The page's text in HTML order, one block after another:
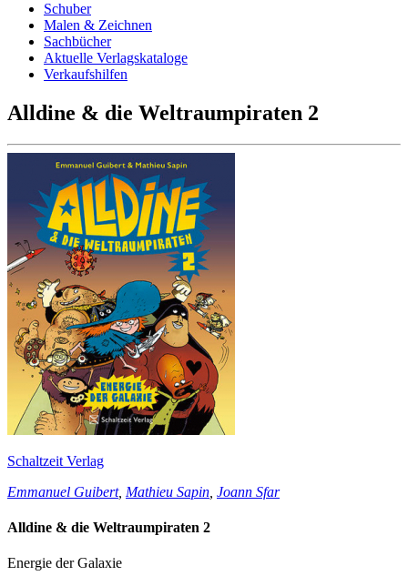
Schuber
Malen & Zeichnen
Sachbücher
Aktuelle Verlagskataloge
Verkaufshilfen
Alldine & die Weltraumpiraten 2
Schaltzeit Verlag
Emmanuel Guibert, Mathieu Sapin Joann Sfar
Alldine & die Weltraumpiraten 2
Energie der Galaxie